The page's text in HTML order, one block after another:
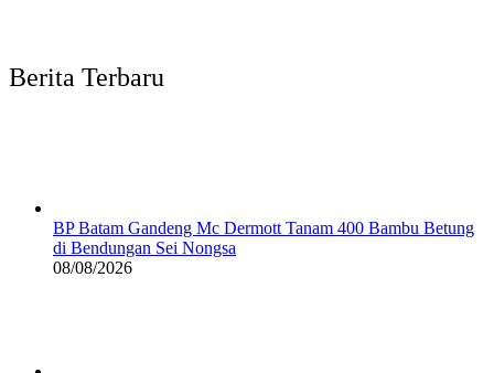
Berita Terbaru
BP Batam Gandeng Mc Dermott Tanam 400 Bambu Betung
di Bendungan Sei Nongsa
08/08/2026